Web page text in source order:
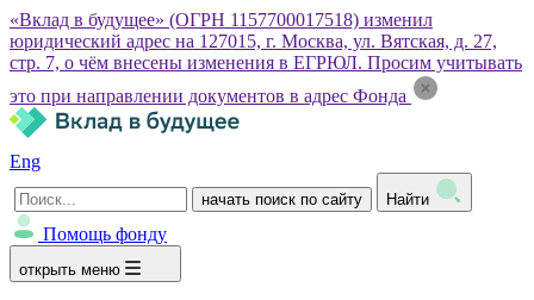
«Вклад в будущее» (ОГРН 1157700017518) изменил
юридический адрес на 127015, г. Москва, ул. Вятская, д. 27,
стр. 7, о чём внесены изменения в ЕГРЮЛ. Просим учитывать
это при направлении документов в адрес Фонда
Eng
начать поиск по сайту Найти
Помощь фонду
открыть меню